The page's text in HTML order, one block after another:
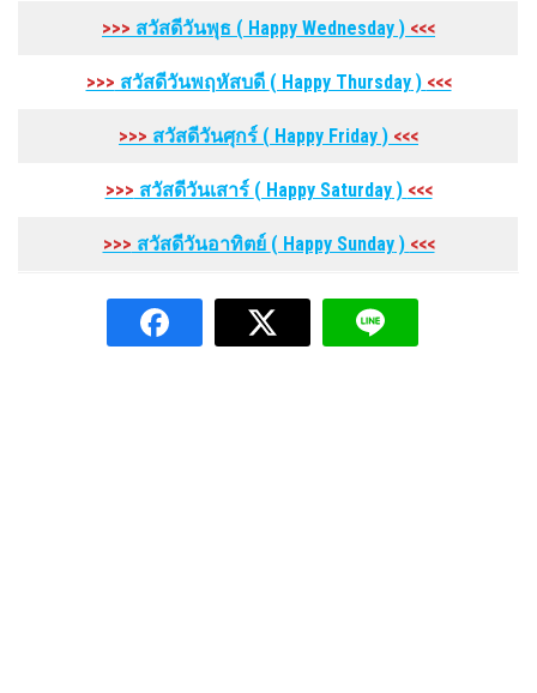
>>> สวัสดีวันพุธ ( Happy Wednesday ) <<<
>>> สวัสดีวันพฤหัสบดี ( Happy Thursday) <<<
>>> สวัสดีวันศุกร์ ( Happy Friday ) <<<
>>> สวัสดีวันเสาร์ ( Happy Saturday) <<<
>>> สวัสดีวันอาทิตย์ ( Happy Sunday) <<<